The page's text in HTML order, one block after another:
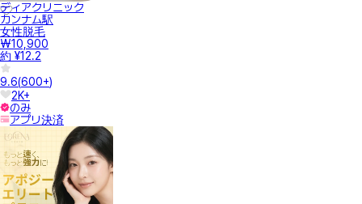
ディアクリニック
カンナム駅
女性脱毛
₩10,900
約 ¥12.2
9.6(600+)
2K+
のみ
アプリ決済